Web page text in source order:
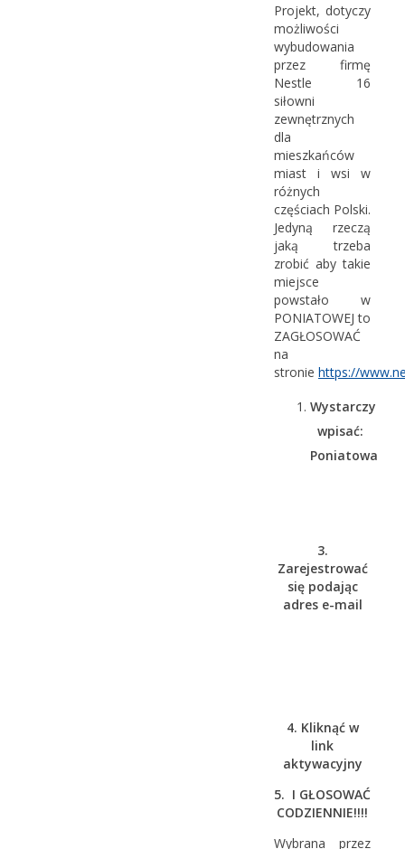
Projekt, dotyczy
możliwości
wybudowania
przez firmę
Nestle 16
siłowni
zewnętrznych
dla
mieszkańców
miast i wsi w
różnych
częściach Polski.
Jedyną rzeczą
jaką trzeba
zrobić aby takie
miejsce
powstało w
PONIATOWEJ to
ZAGŁOSOWAĆ
na
stronie https://
Wystarczy
wpisać:
Poniatowa
3.
Zarejestrować
się podając
adres e-mail
4. Kliknąć w
link
aktywacyjny
5. I GŁOSOWAĆ
CODZIENNIE!!!!
Wybrana przez